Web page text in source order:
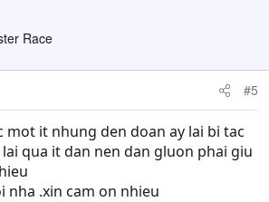
Race
#5
mot it nhung den doan ay lai bi tac
qua it dan nen dan gluon phai giu
nha .xin cam on nhieu